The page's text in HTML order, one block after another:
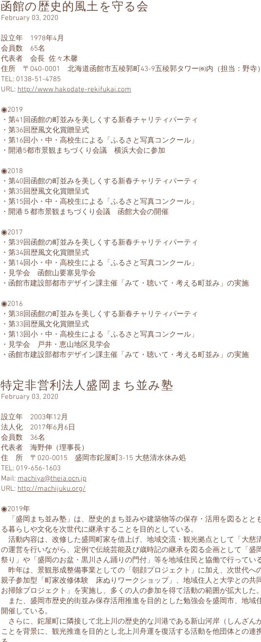
函館の歴史的風土を守る会
February 03, 2020
設立年 1978年4月
会員数 65名
代表者 会長 佐々木馨
住所 〒040-0001 北海道函館市五稜郭町43-9五稜郭タワー㈱内（担当：野寺）
TEL: 0138-51-4785
URL: http://www.hakodate-rekifukai.com
◉2019
・第41回函館の町並みを美しくする新春チャリティパーティ
・第36回歴風文化賞贈呈式
・第16回小・中・高校生による「ふるさと写真コンクール」
・開港5都市景観まちづくり会議 横浜大会に参加
◉2018
・第40回函館の町並みを美しくする新春チャリティパーティ
・第35回歴風文化賞贈呈式
・第15回小・中・高校生による「ふるさと写真コンクール」
・開港５都市景観まちづくり会議 函館大会の開催
◉2017
・第39回函館の町並みを美しくする新春チャリティパーティ
・第34回歴風文化賞贈呈式
・第14回小・中・高校生による「ふるさと写真コンクール」
・見学会 函館山要塞見学会
・函館市建設部都市デザイン課主催「みて・聴いて・考える町並み」の実施
◉2016
​・第38回函館の町並みを美しくする新春チャリティパーティ
・第33回歴風文化賞贈呈式
・第13回小・中・高校生による「ふるさと写真コンクール」
・見学会 戸井・恵山地区見学会
・函館市建設部都市デザイン課主催「みて・聴いて・考える町並み」の実施
特定非営利法人盛岡まち並み塾
February 03, 2020
設立年 2003年12月
法人化 2017年6月6日
会員数 36名
代表者 海野伸（理事長）
住 所 〒020-0015 盛岡市鉈屋町3-15 大慈清水休み処
TEL: 019-656-1603
Mail: machiya@theia.ocn.jp
URL: http://machijuku.org/
◉2019年
「盛岡まち並み塾」は、歴史的まち並みや建築物等の保存・活用を図るとと
る暮らしや文化を次世代に継承することを目的としている。
活動内容は、改修した盛岡町家を借上げ、地域交流・観光拠点として「大慈
の運営を行いながら、定例で伝統芸能及び歳時記の継承を図る企画として「盛
祭り」や「盛岡のお盆・黒川さん踊りの門付」等を地域住民と協働で行っている
昨年は、景観形成整備事業としての「朝顔プロジェクト」に加え、次世代へ
親子参加型「町家改修体験 床ぬりワークショップ」、地域住人と大学との共
お掃除プロジェクト」を実施し、多くの人の参加を得て活動の範囲が拡大した。
また、盛岡市歴史的街並み保存活用推進を目的とした勉強会を盛岡市、地域
開催している。
さらに、鉈屋町に隣接して北上川の歴史的な川港である新山河岸（しんざん
ことを背景に、観光推進を目的とし北上川舟運を復活する活動を他団体との連